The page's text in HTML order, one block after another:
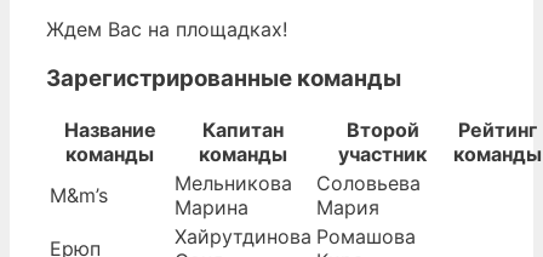
Ждем Вас на площадках!
Зарегистрированные команды
Название
команды
Капитан
команды
Второй
участник
Рейтинг
команды
M&m’s
Мельникова
Марина
Соловьева
Мария
Ерюп
Хайрутдинова Ромашова